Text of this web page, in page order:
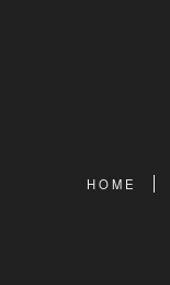
HOME